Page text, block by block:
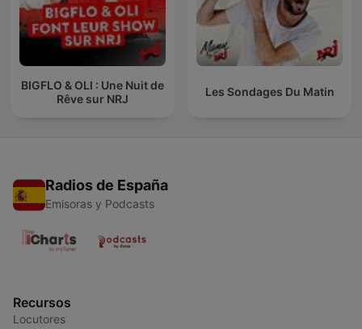
BIGFLO & OLI : Une Nuit de
Rêve sur NRJ
Les Sondages Du Matin
Radios de España
Emisoras y Podcasts
Recursos
Locutores